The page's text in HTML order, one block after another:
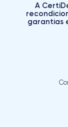
A
garantias